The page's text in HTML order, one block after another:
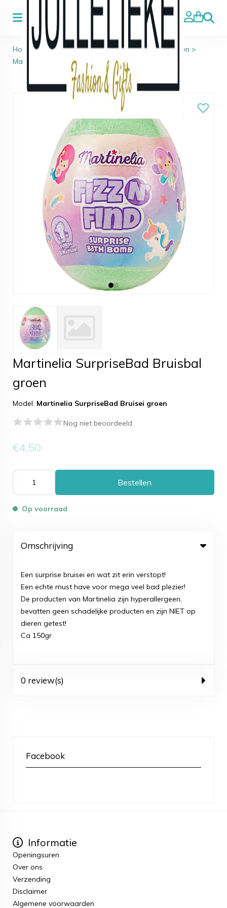
Zoeken
Home > Badparels, Zeep en Bruisballen> Bruisballen >
Martinelia SurpriseBad Bruisbal groen
Martinelia SurpriseBad Bruisbal
groen
Model: Martinelia SurpriseBad Bruisei groen
Nog niet beoordeeld
€4,50
Bestellen
Op voorraad
Omschrijving
Een surprise bruisei en wat zit erin verstopt!
Een echte must have voor mega veel bad plezier!
De producten van Martinelia zijn hyperallergeen,
bevatten geen schadelijke producten en zijn NIET op
dieren getest!
Ca 150gr
0 review(s)
Facebook
Informatie
Openingsuren
Over ons
Verzending
Disclaimer
Algemene voorwaarden